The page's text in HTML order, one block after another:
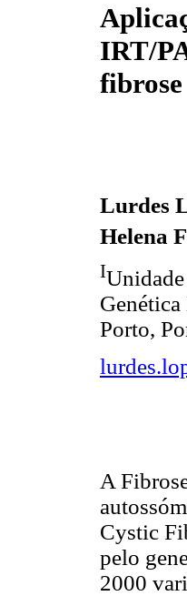
IRT/
Lurdes
Helena
I
Porto,
A
Cystic
pelo
2000